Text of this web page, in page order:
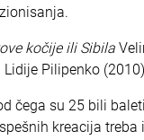
kočije ili Sibila
Pilipenko
čega su 25 bili
kreacija treba